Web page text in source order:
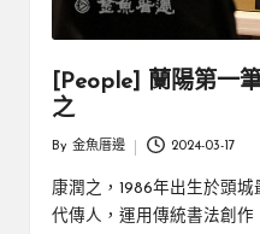
[People] 蘭陽第一
之
by
By 金魚厝邊 2024-03-17
康潤之，1986年出生於頭
代傳人，運用傳統書法創